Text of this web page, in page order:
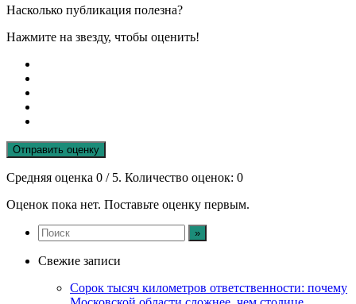
Насколько публикация полезна?
Нажмите на звезду, чтобы оценить!
Отправить оценку
Средняя оценка 0 / 5. Количество оценок: 0
Оценок пока нет. Поставьте оценку первым.
Свежие записи
Сорок тысяч километров ответственности: почему